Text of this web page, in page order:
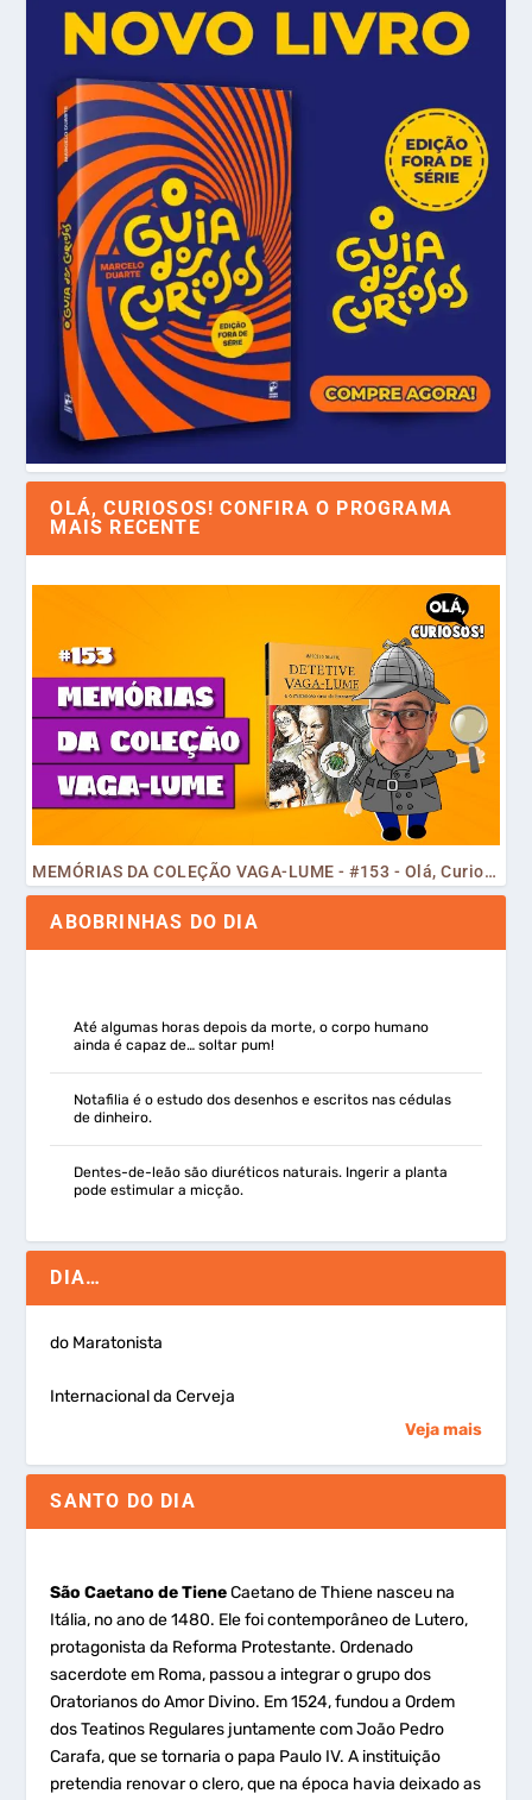
OLÁ, CURIOSOS! CONFIRA O PROGRAMA
MAIS RECENTE
MEMÓRIAS DA COLEÇÃO VAGA-LUME - #153 - Olá, Curiosos! 2023
ABOBRINHAS DO DIA
Até algumas horas depois da morte, o corpo humano
ainda é capaz de… soltar pum!
Notafilia é o estudo dos desenhos e escritos nas cédulas
de dinheiro.
Dentes-de-leão são diuréticos naturais. Ingerir a planta
pode estimular a micção.
DIA…
do Maratonista
Internacional da Cerveja
Veja mais
SANTO DO DIA
São Caetano de TieneCaetano de Thiene nasceu na
Itália, no ano de 1480. Ele foi contemporâneo de Lutero,
protagonista da Reforma Protestante. Ordenado
sacerdote em Roma, passou a integrar o grupo dos
Oratorianos do Amor Divino. Em 1524, fundou a Ordem
dos Teatinos Regulares juntamente com João Pedro
Carafa, que se tornaria o papa Paulo IV. A instituição
pretendia renovar o clero, que na época havia deixado as